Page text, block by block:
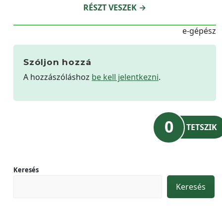
RÉSZT VESZEK →
e-gépész
Szóljon hozzá
A hozzászóláshoz be kell jelentkezni.
0 TETSZIK
Keresés
Keresés